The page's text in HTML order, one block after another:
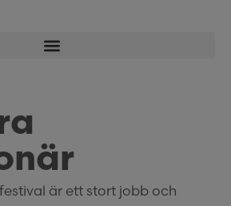
är ett stort jobb och